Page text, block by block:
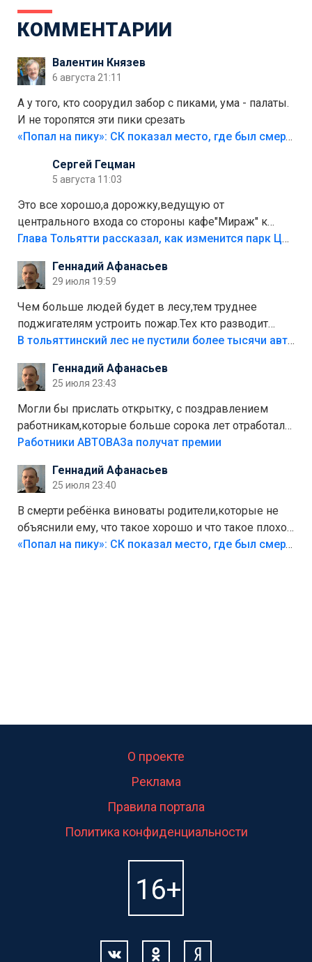
КОММЕНТАРИИ
Валентин Князев
6 августа 21:11
А у того, кто соорудил забор с пиками, ума - палаты.
И не торопятся эти пики срезать
«Попал на пику»: СК показал место, где был смертельно травмирован ребенок в Тольятти
Сергей Гецман
5 августа 11:03
Это все хорошо,а дорожку,ведущую от
центрального входа со стороны кафе"Мираж" к
аттракционам слабо доделать?А то бордюры
лежала в парке и испортилась.Да еще,видимо,часть
украли.
Глава Тольятти рассказал, как изменится парк Центрального района
Геннадий Афанасьев
29 июля 19:59
Чем больше людей будет в лесу,тем труднее
поджигателям устроить пожар.Тех кто разводит
костры,тех надо безбожно штрафовать.Камер полно
Штрафы мизерные.
В тольяттинский лес не пустили более тысячи автомобилей
Геннадий Афанасьев
25 июля 23:43
Могли бы прислать открытку, с поздравлением
работникам,которые больше сорока лет отработали
на предприятии.
Работники АВТОВАЗа получат премии
Геннадий Афанасьев
25 июля 23:40
В смерти ребёнка виноваты родители,которые не
объяснили ему, что такое хорошо и что такое плохо!
Лезть через такой забор,верх безумия,есть же
«Попал на пику»: СК показал место, где был смертельно травмирован ребенок в Тольятти
О проекте
Реклама
Правила портала
Политика конфиденциальности